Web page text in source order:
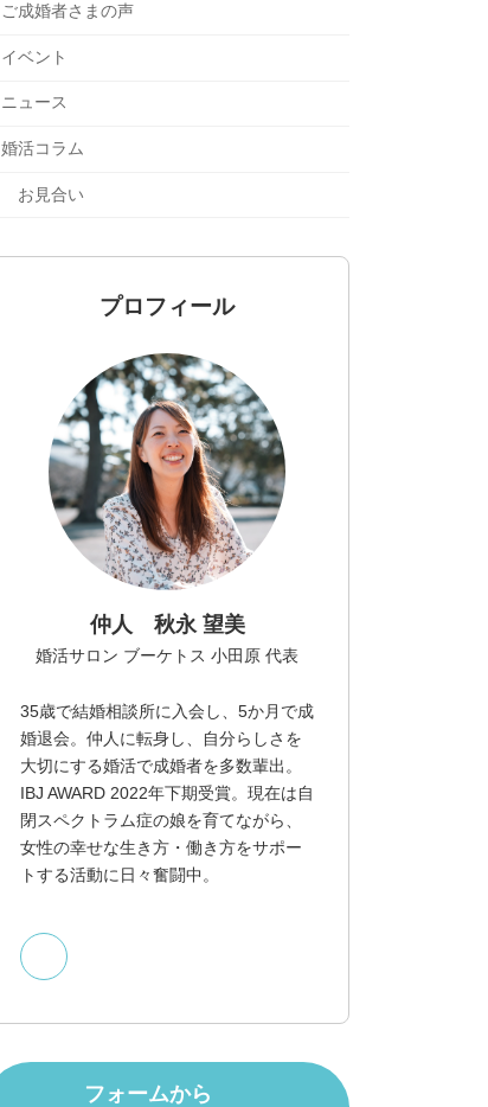
ご成婚者さまの声
イベント
ニュース
婚活コラム
お見合い
プロフィール
仲人 秋永 望美
婚活サロン ブーケトス 小田原 代表
35歳で結婚相談所に入会し、5か月で成
婚退会。仲人に転身し、自分らしさを
大切にする婚活で成婚者を多数輩出。
IBJ AWARD 2022年下期受賞。現在は自
閉スペクトラム症の娘を育てながら、
女性の幸せな生き方・働き方をサポー
トする活動に日々奮闘中。
フォームから